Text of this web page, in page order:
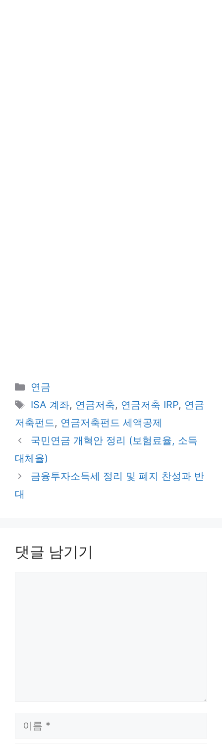
카
테
리
연금
태
그
ISA 계좌, 연금저축, 연금저축 IRP, 연금
저축펀드, 연금저축펀드 세액공제
국민연금 개혁안 정리 (보험료율, 소득
대체율)
금융투자소득세 정리 및 폐지 찬성과 반
대
댓글 남기기
이